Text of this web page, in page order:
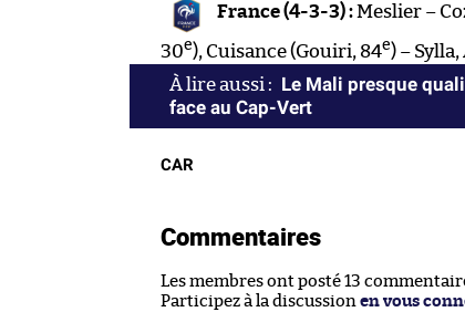
France (4-3-3) :Meslier –
30e), Cuisance (Gouiri, 84e) –
Le Mali presque
face au Cap-Vert
CAR
Commentaires
Les membres ont posté 13
Participez à la discussion en vous